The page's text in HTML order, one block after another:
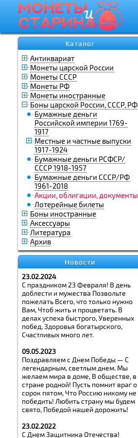
Каталог
Антиквариат
Монеты царской России
Монеты СССР
Монеты РФ
Монеты иностранные
Боны царской России, СССР, РФ
Бумажные деньги
Российской империи 1769-
1917
Местные и частные выпуски
1917-1924
Бумажные деньги РСФСР/
СССР 1918-1957
Бумажные деньги СССР/РФ
1961-2018
Акции, облигации, документы
Лотерейные билеты
Боны иностранные
Аксессуары
Литература
Архив
Новости
23.02.2024
С праздником 23 Февраля! В день
доблести и мужества Позвольте
пожелать Всего, что только нужно
Вам, Чтоб жить и процветать. В
делах успеха быстрого, Уверенных
побед, Здоровья богатырского,
Счастливых много лет.
09.05.2023
Поздравляем с Днем Победы — С
легендарным, светлым днем. Мы
желаем мира в доме, В обществе, в
стране родной! Пусть помнит враг о
сорок пятом, Что Россию никому не
победить! Любить страну мы будем
свято, Победой нашей дорожить!
23.02.2022
С Днем Защитника Отечества!